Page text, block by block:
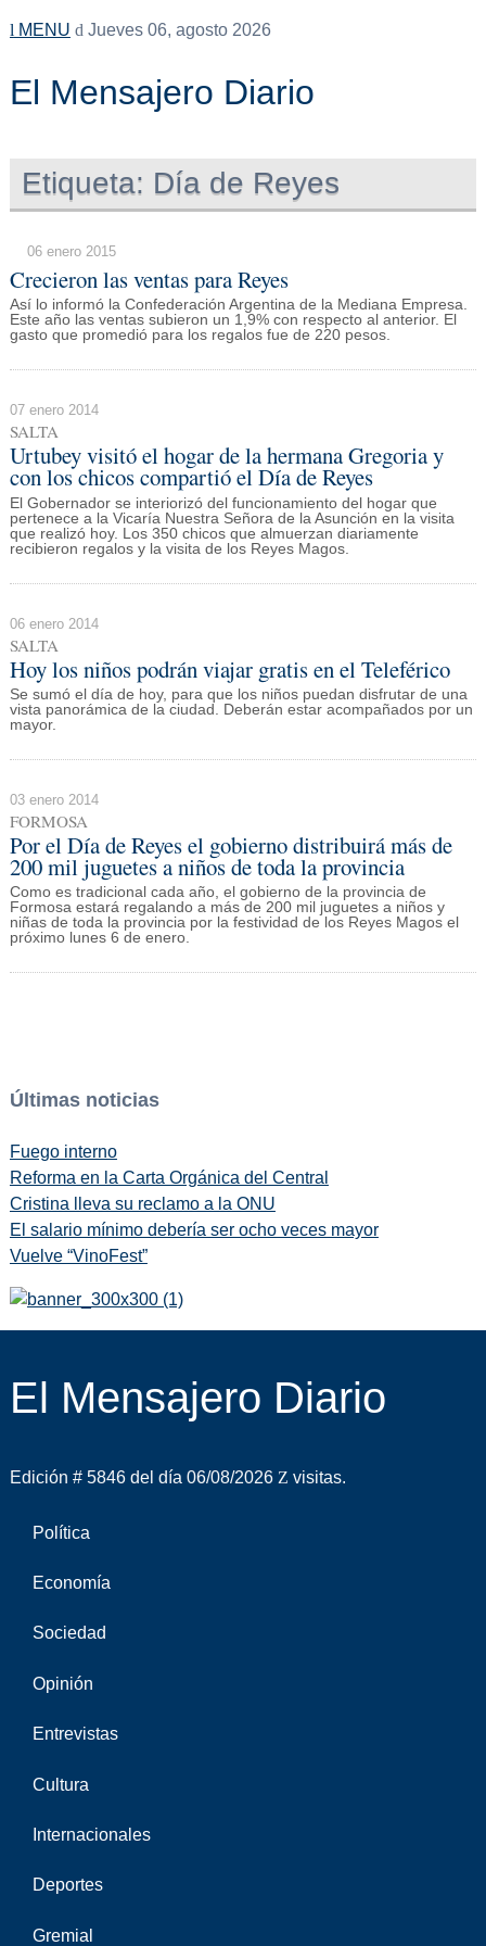
MENU Jueves 06, agosto 2026
El Mensajero Diario
Etiqueta: Día de Reyes
06 enero 2015
Crecieron las ventas para Reyes
Así lo informó la Confederación Argentina de la Mediana Empresa.
Este año las ventas subieron un 1,9% con respecto al anterior. El
gasto que promedió para los regalos fue de 220 pesos.
07 enero 2014
SALTA
Urtubey visitó el hogar de la hermana Gregoria y
con los chicos compartió el Día de Reyes
El Gobernador se interiorizó del funcionamiento del hogar que
pertenece a la Vicaría Nuestra Señora de la Asunción en la visita
que realizó hoy. Los 350 chicos que almuerzan diariamente
recibieron regalos y la visita de los Reyes Magos.
06 enero 2014
SALTA
Hoy los niños podrán viajar gratis en el Teleférico
Se sumó el día de hoy, para que los niños puedan disfrutar de una
vista panorámica de la ciudad. Deberán estar acompañados por un
mayor.
03 enero 2014
FORMOSA
Por el Día de Reyes el gobierno distribuirá más de
200 mil juguetes a niños de toda la provincia
Como es tradicional cada año, el gobierno de la provincia de
Formosa estará regalando a más de 200 mil juguetes a niños y
niñas de toda la provincia por la festividad de los Reyes Magos el
próximo lunes 6 de enero.
Últimas noticias
Fuego interno
Reforma en la Carta Orgánica del Central
Cristina lleva su reclamo a la ONU
El salario mínimo debería ser ocho veces mayor
Vuelve “VinoFest”
El Mensajero Diario
Edición # 5846 del día 06/08/2026 visitas.
Política
Economía
Sociedad
Opinión
Entrevistas
Cultura
Internacionales
Deportes
Gremial